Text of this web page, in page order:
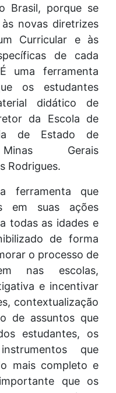
Brasil, porque se
novas diretrizes
Curricular e às
de cada
uma ferramenta
os estudantes
didático de
da Escola de
de Estado de
Gerais
Rodrigues.
ferramenta que
em suas ações
todas as idades e
de forma
o processo de
nas escolas,
e incentivar
contextualização
de assuntos que
estudantes, os
que
mais completo e
que os